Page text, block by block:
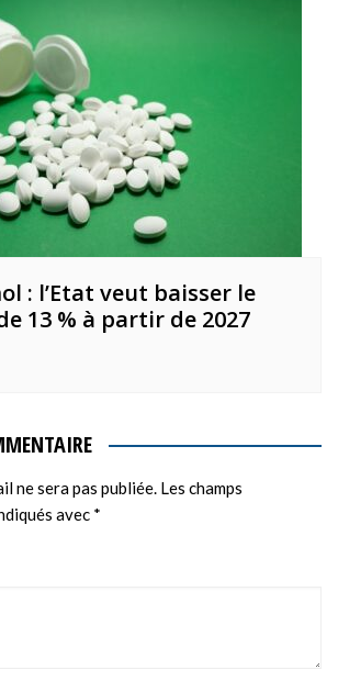
: l’Etat veut baisser le
13 % à partir de 2027
ne sera pas publiée. Les champs
avec *